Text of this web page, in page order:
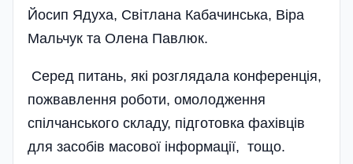
Йосип Ядуха, Світлана Кабачинська, Віра
Мальчук та Олена Павлюк.
Серед питань, які розглядала конференція,
пожвавлення роботи, омолодження
спілчанського складу, підготовка фахівців
для засобів масової інформації, тощо.